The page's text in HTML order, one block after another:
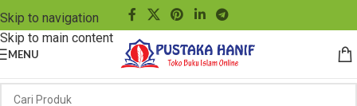
Skip to navigation
Skip to main content
MENU